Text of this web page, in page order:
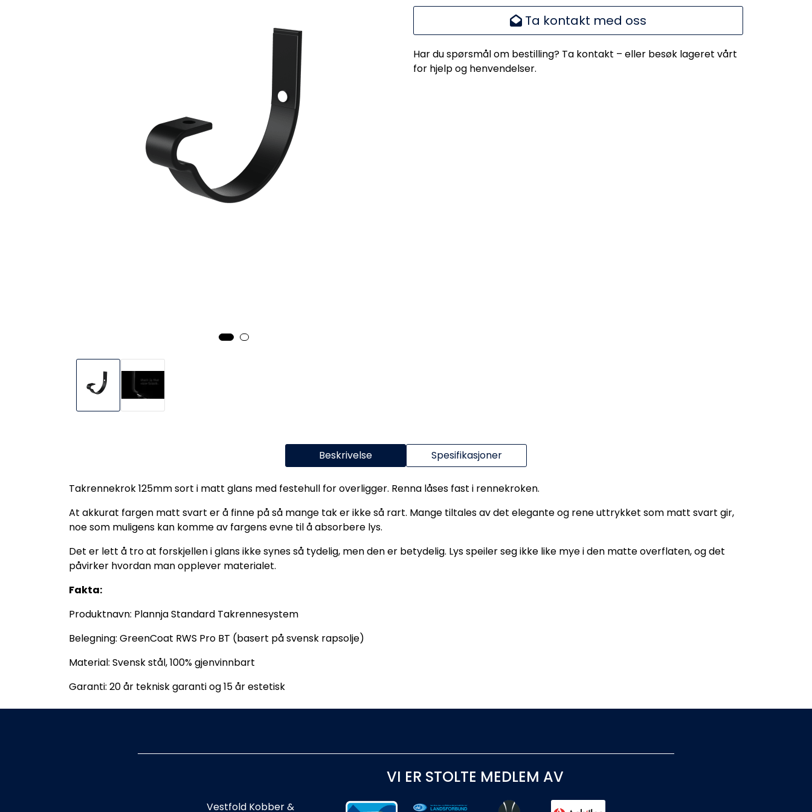
Ta kontakt med oss
Har du spørsmål om bestilling? Ta kontakt – eller besøk lageret vårt
for hjelp og henvendelser.
Beskrivelse Spesifikasjoner
Takrennekrok 125mm sort i matt glans med festehull for overligger. Renna låses fast i rennekroken.
At akkurat fargen matt svart er å finne på så mange tak er ikke så rart. Mange tiltales av det elegante og rene uttrykket som matt svart gir,
noe som muligens kan komme av fargens evne til å absorbere lys.
Det er lett å tro at forskjellen i glans ikke synes så tydelig, men den er betydelig. Lys speiler seg ikke like mye i den matte overflaten, og det
påvirker hvordan man opplever materialet.
Fakta:
Produktnavn: Plannja Standard Takrennesystem
Belegning: GreenCoat RWS Pro BT (basert på svensk rapsolje)
Material: Svensk stål, 100% gjenvinnbart
Garanti: 20 år teknisk garanti og 15 år estetisk
VI ER STOLTE MEDLEM AV
Vestfold Kobber &